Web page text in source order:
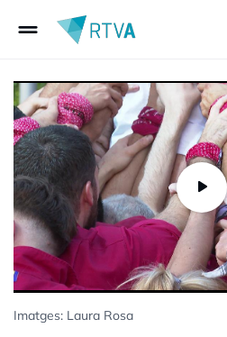
drag_handle
Imatges: Laura Rosa